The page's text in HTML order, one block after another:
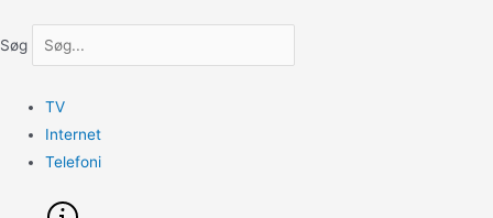
Søg
TV
Internet
Telefoni